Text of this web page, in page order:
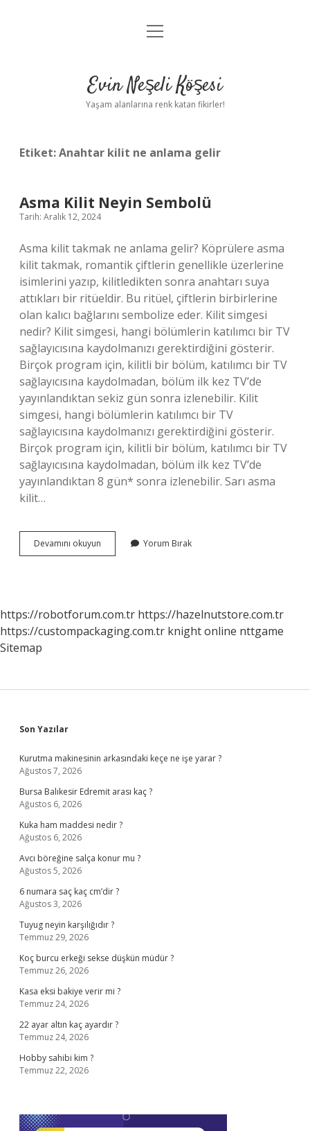
Anasayfa
Yasal Uyarı
menüyü
Evin Neşeli Köşesi
Yaşam alanlarına renk katan fikirler!
Etiket:Anahtar kilit ne anlama gelir
Asma Kilit Neyin Sembolü
Tarih: Aralık 12, 2024
Asma kilit takmak ne anlama gelir? Köprülere asma
kilit takmak, romantik çiftlerin genellikle üzerlerine
isimlerini yazıp, kilitledikten sonra anahtarı suya
attıkları bir ritüeldir. Bu ritüel, çiftlerin birbirlerine
olan kalıcı bağlarını sembolize eder. Kilit simgesi
nedir? Kilit simgesi, hangi bölümlerin katılımcı bir TV
sağlayıcısına kaydolmanızı gerektirdiğini gösterir.
Birçok program için, kilitli bir bölüm, katılımcı bir TV
sağlayıcısına kaydolmadan, bölüm ilk kez TV’de
yayınlandıktan sekiz gün sonra izlenebilir. Kilit
simgesi, hangi bölümlerin katılımcı bir TV
sağlayıcısına kaydolmanızı gerektirdiğini gösterir.
Birçok program için, kilitli bir bölüm, katılımcı bir TV
sağlayıcısına kaydolmadan, bölüm ilk kez TV’de
yayınlandıktan 8 gün* sonra izlenebilir. Sarı asma
kilit…
Devamını okuyun
Kilit
Yorum Bırak
https://robotforum.com.tr https://hazelnutstore.com.tr
https://custompackaging.com.tr knight online nttgame
Sitemap
Sidebar
Son Yazılar
Kurutma makinesinin arkasındaki keçe ne işe yarar ?
Ağustos 7, 2026
Bursa Balıkesir Edremit arası kaç ?
Ağustos 6, 2026
Kuka ham maddesi nedir ?
Ağustos 6, 2026
Avcı böreğine salça konur mu ?
Ağustos 5, 2026
6 numara saç kaç cm’dir ?
Ağustos 3, 2026
Tuyug neyin karşılığıdır ?
Temmuz 29, 2026
Koç burcu erkeği sekse düşkün müdür ?
Temmuz 26, 2026
Kasa eksi bakiye verir mi ?
Temmuz 24, 2026
22 ayar altın kaç ayardır ?
Temmuz 24, 2026
Hobby sahibi kim ?
Temmuz 22, 2026